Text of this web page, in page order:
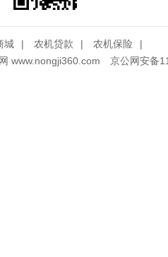
城 | 农机贷款 | 农机保险
|
www.nongji360.com 京公网安备